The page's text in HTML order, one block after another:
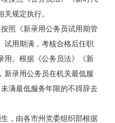
规定执行。
照《新录用公务员试用期管
试用期满，考核合格后任职
用。根据《公务员法》《新
新录用公务员在机关最低服
满最低服务年限的不得辞去
，由各市州党委组织部根据